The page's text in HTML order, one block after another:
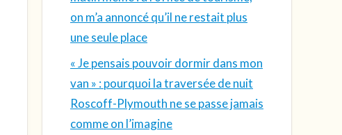
on m’a annoncé qu’il ne restait plus
une seule place
« Je pensais pouvoir dormir dans mon
van » : pourquoi la traversée de nuit
Roscoff-Plymouth ne se passe jamais
comme on l’imagine